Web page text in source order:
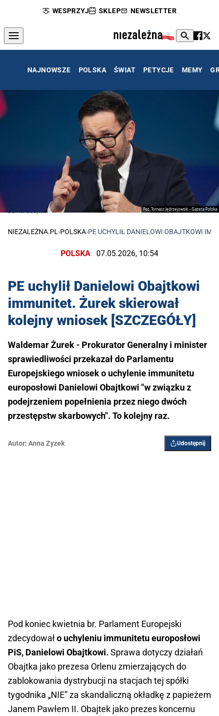
WESPRZYJ SKLEP NEWSLETTER
NAJNOWSZE POLSKA ŚWIAT PETYCJE MEMY
Fot. Tomasz Jędrzejowski - Gazeta Polska
Daniel Obajtek
NIEZALEŻNA.PL ›POLSKA›PE UCHYLIŁ DANIELOWI OBAJTKOWI
POLSKA 07.05.2026, 10:54
PE uchylił Danielowi Obajtkowi
immunitet. Żurek skierował
kolejny wniosek [SZCZEGÓŁY]
Waldemar Żurek - Prokurator Generalny i minister
sprawiedliwości przekazał do Parlamentu
Europejskiego wniosek o uchylenie immunitetu
europosłowi Danielowi Obajtkowi "w związku z
podejrzeniem popełnienia przez niego dwóch
przestępstw skarbowych". To kolejny raz.
Autor: Anna Zyzek Udostępnij
Pod koniec kwietnia br. Parlament Europejski
zdecydowało uchyleniu immunitetu europosłowi
PiS, Danielowi Obajtkowi. Sprawa dotyczy działań
Obajtka jako prezesa Orlenu zmierzających do
zablokowania dystrybucji na stacjach tej spółki
tygodnika „NIE” za skandaliczną okładkę z papieżem
Janem Pawłem II. Obajtek jako prezes koncernu